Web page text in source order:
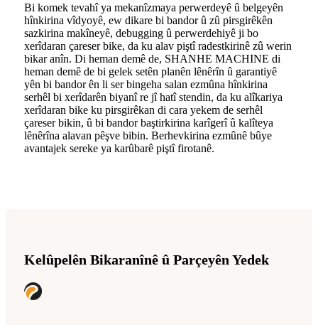
Bi komek tevahî ya mekanîzmaya perwerdeyê û belgeyên
hînkirina vîdyoyê, ew dikare bi bandor û zû pirsgirêkên
sazkirina makîneyê, debugging û perwerdehiyê ji bo
xerîdaran çareser bike, da ku alav piştî radestkirinê zû werin
bikar anîn. Di heman demê de, SHANHE MACHINE di
heman demê de bi gelek setên planên lênêrîn û garantiyê
yên bi bandor ên li ser bingeha salan ezmûna hînkirina
serhêl bi xerîdarên biyanî re jî hatî stendin, da ku alîkariya
xerîdaran bike ku pirsgirêkan di cara yekem de serhêl
çareser bikin, û bi bandor baştirkirina karîgerî û kalîteya
lênêrîna alavan pêşve bibin. Berhevkirina ezmûnê bûye
avantajek sereke ya karûbarê piştî firotanê.
Kelûpelên Bikaranînê û Parçeyên Yedek